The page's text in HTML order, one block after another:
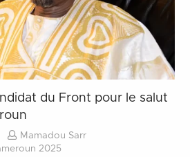
du Front pour le salut
Mamadou Sarr
2025